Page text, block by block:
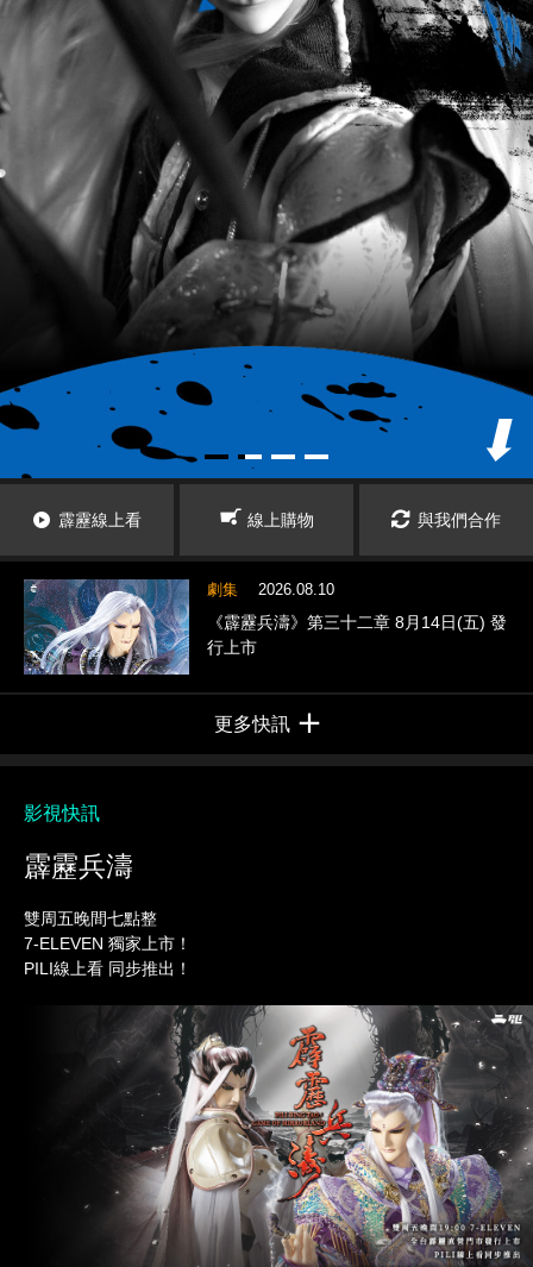
霹靂線上看 線上購物 與我們合作
劇集 2026.08.10
《霹靂兵濤》第三十二章 8月14日(五) 發
行上市
更多快訊
影視快訊
霹靂兵濤
雙周五晚間七點整
7-ELEVEN 獨家上市！
PILI線上看 同步推出！